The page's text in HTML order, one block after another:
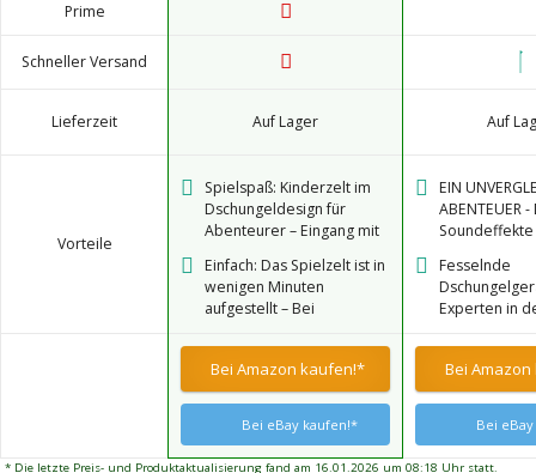
Prime
Schneller Versand
Lieferzeit Auf Lager Auf
Vorteile
Spielspaß: Kinderzelt im
Dschungeldesign für
Abenteurer – Eingang mit
cm
Einfach: Das Spielzelt ist in
wenigen Minuten
aufgestellt – Bei
platzsparend faltbar
EIN
ABENTEUER
echte Safari
wo sie ihre
aus dem
spannenden
macht
Kinderzelt
Mädchen
über den
erfahren.
Fesselnde
Experten in
sich einig,
Spielzeuge
sind, die die
Kinder
Sie
einem
Bei Amazon kaufen!*
Bei eBay kaufen!*
Bei
Bei
* Die letzte Preis- und Produktaktualisierung fand am 16.01.2026 um 08:18 Uhr statt.